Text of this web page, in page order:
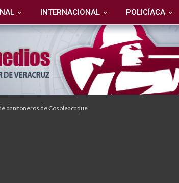
INTERNACIONAL POLICÍACA
danzoneros de Cosoleacaque.